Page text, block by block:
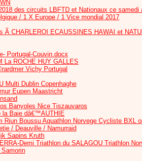
des circuits LBFTD et Nationaux ce samedi
/ 1 X Europe / 1 Vice mondial 2017
Ã CHARLEROI ECAUSSINES HAWAI et
Portugal-Couvin.docx
La ROCHE HUY GALLES
Vichy Portugal
Multi Dublin Copenhaghe
Eupen Maastricht
Banyoles Nice Tiszauvaros
la Baie dâ€™AUTHIE
Riun Boussu Aquathlon Norvege Cycliste BXL
/ Deauville / Namurraid
Sapins Kruth
Demi Triathlon du SALAGOU Triathlon
Samorin